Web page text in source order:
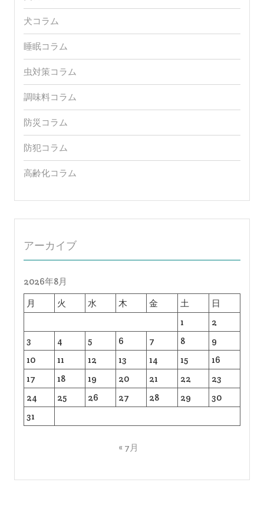
犬コラム
睡眠コラム
虫対策コラム
調味料コラム
防災コラム
防犯コラム
高齢化コラム
アーカイブ
2026年8月
月
火 水 木 金 土
日
1
2
3
4 5 6 7 8
9
10
11 12 13 14 15
16
17
18 19 20 21 22
23
24
25 26 27 28 29
30
31
« 7月